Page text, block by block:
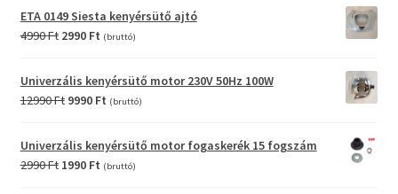
was:
6990 Ft.
is:
3990 Ft.
ETA 0149 Siesta kenyérsütő ajtó
4990Ft Original
was:
4990 Ft.
2990 FtCurrent
2990 Ft.
(bruttó)
Univerzális kenyérsütő motor 230V 50Hz 100W
12990Ft Original
was:
12990 Ft.
9990 FtCurrent
is:
9990 Ft.
(bruttó)
Univerzális kenyérsütő motor fogaskerék 15 fogszám
2990Ft Original
1990 FtCurrent
(bruttó)